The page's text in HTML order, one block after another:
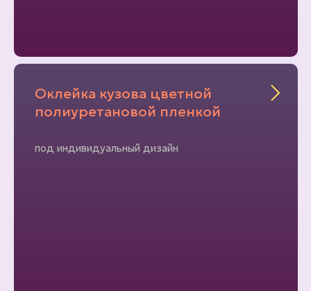
Оклейка кузова цветной
полиуретановой пленкой
под индивидуальный дизайн